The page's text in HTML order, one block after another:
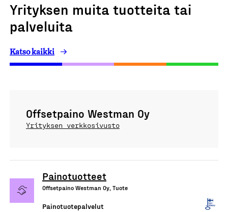
Yrityksen muita tuotteita tai
palveluita
Katso kaikki
Offsetpaino Westman Oy
Yrityksen verkkosivusto
Painotuotteet
Offsetpaino Westman Oy, Tuote
Painotuotepalvelut